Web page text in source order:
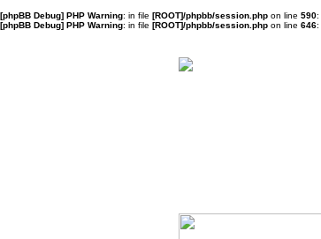
[phpBB Debug] PHP Warning: in file [ROOT]/phpbb/session.php on line 590:
[phpBB Debug] PHP Warning: in file [ROOT]/phpbb/session.php on line 646: